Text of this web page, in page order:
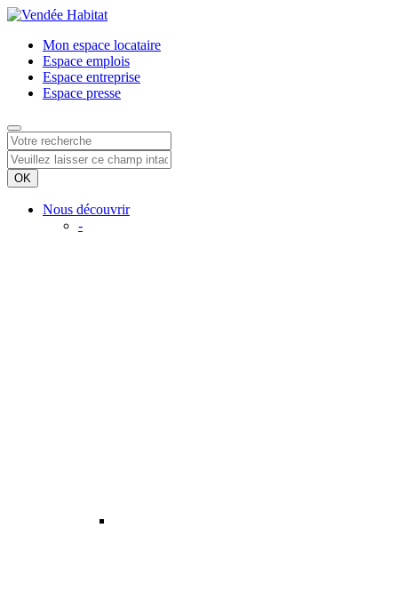
Mon espace locataire
Espace emplois
Espace entreprise
Espace presse
Nous découvrir
-